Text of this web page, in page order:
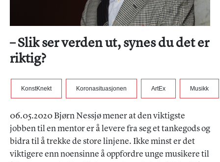
– Slik ser verden ut, synes du det er
riktig?
KonstKnekt Koronasituasjonen ArtEx Musikk
06.05.2020 Bjørn Nessjø mener at den viktigste
jobben til en mentor er å levere fra seg et tankegods og
bidra til å trekke de store linjene. Ikke minst er det
viktigere enn noensinne å oppfordre unge musikere til